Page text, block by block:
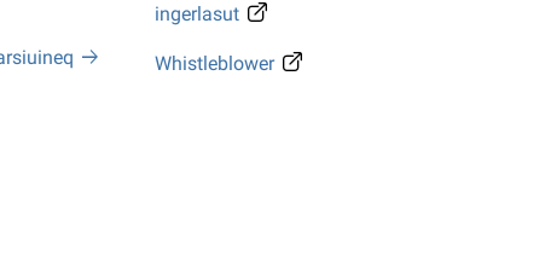
ingerlasut
Whistleblower